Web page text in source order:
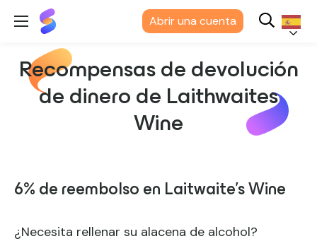
Suits
Me Abrir una cuenta
Recompensas de devolución
de dinero de Laithwaites
Wine
6% de reembolso en Laitwaite's Wine
¿Necesita rellenar su alacena de alcohol?